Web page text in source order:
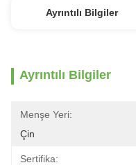
Ayrıntılı Bilgiler
Ayrıntılı Bilgiler
Menşe Yeri:
Çin
Sertifika: